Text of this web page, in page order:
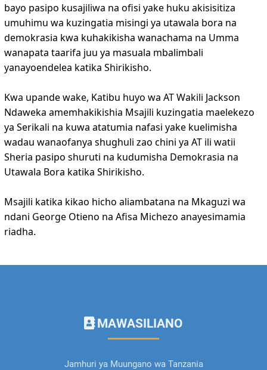
bayo pasipo kusajiliwa na ofisi yake huku akisisitiza
umuhimu wa kuzingatia misingi ya utawala bora na
demokrasia kwa kuhakikisha wanachama na Umma
wanapata taarifa juu ya masuala mbalimbali
yanayoendelea katika Shirikisho.
Kwa upande wake, Katibu huyo wa AT Wakili Jackson
Ndaweka amemhakikishia Msajili kuzingatia maelekezo
ya Serikali na kuwa atatumia nafasi yake kuelimisha
wadau wanaofanya shughuli zao chini ya AT ili watii
Sheria pasipo shuruti na kudumisha Demokrasia na
Utawala Bora katika Shirikisho.
Msajili katika kikao hicho aliambatana na Mkaguzi wa
ndani George Otieno na Afisa Michezo anayesimamia
riadha.
MAWASILIANO
Jamhuri ya Muungano wa Tanzania